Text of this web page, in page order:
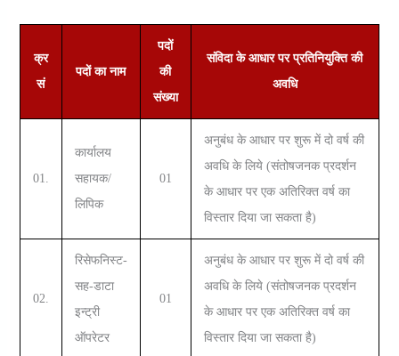
क्र
सं
पदाें का नाम
पदों
की
संख्‍या
संविदा के आधार पर प्रतिनियुक्ति की
अवधि
01.
कार्यालय
सहायक/
लिपिक
01
अनुबंध के आधार पर शुरू में दो वर्ष की
अवधि के लिये (संतोषजनक प्रदर्शन
के आधार पर एक अतिरिक्त वर्ष का
विस्तार दिया जा सकता है)
02.
रिसेफनिस्‍ट-
सह-डाटा
इन्‍ट्री
ऑपरेटर
01
अनुबंध के आधार पर शुरू में दो वर्ष की
अवधि के लिये (संतोषजनक प्रदर्शन
के आधार पर एक अतिरिक्त वर्ष का
विस्तार दिया जा सकता है)